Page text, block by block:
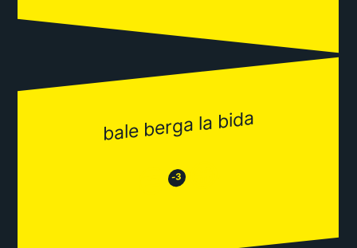
bale berga la bida
😒 -3 😂